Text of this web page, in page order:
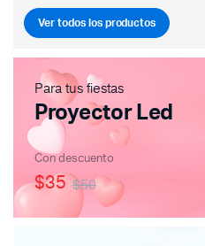
Ver todos los productos
Para tus fiestas
Proyector Led
Con descuento
$50
$35